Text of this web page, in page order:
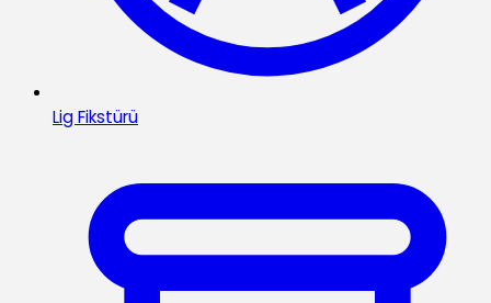
Lig Fikstürü